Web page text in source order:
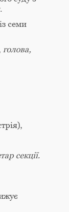
семи
голова,
секції.